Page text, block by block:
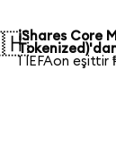
iShares Core
1 IEFAon eşittir